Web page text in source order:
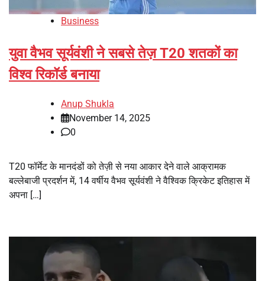
Business
युवा वैभव सूर्यवंशी ने सबसे तेज़ T20 शतकों का
विश्व रिकॉर्ड बनाया
Anup Shukla
November 14, 2025
0
T20 फॉर्मेट के मानदंडों को तेज़ी से नया आकार देने वाले आक्रामक
बल्लेबाजी प्रदर्शन में, 14 वर्षीय वैभव सूर्यवंशी ने वैश्विक क्रिकेट इतिहास में
अपना […]